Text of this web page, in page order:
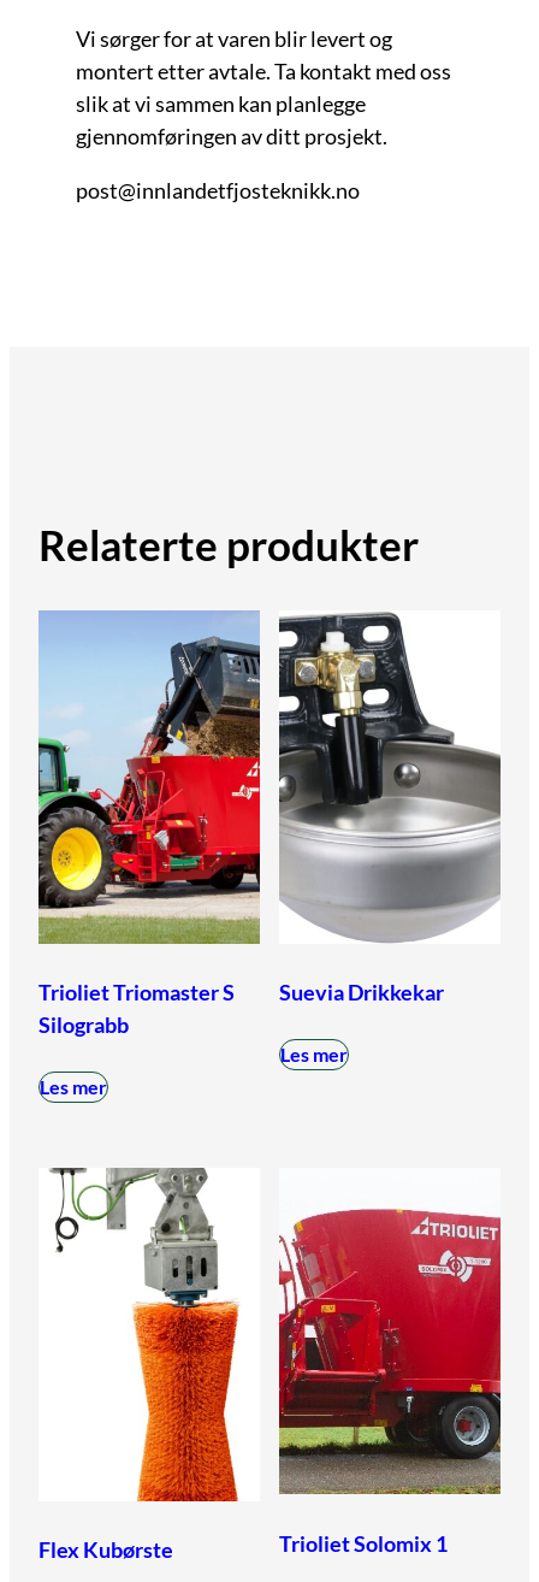
Vi sørger for at varen blir levert og
montert etter avtale. Ta kontakt med oss
slik at vi sammen kan planlegge
gjennomføringen av ditt prosjekt.
post@innlandetfjosteknikk.no
Relaterte produkter
Trioliet Triomaster S
Silograbb
Les mer
Suevia Drikkekar
Les mer
Flex Kubørste Trioliet Solomix 1